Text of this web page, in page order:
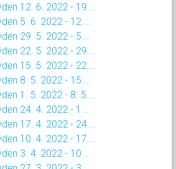
12. 6. 2022 - 19....
5. 6. 2022 - 12....
29. 5. 2022 - 5....
22. 5. 2022 - 29....
15. 5. 2022 - 22....
8. 5. 2022 - 15....
1. 5. 2022 - 8. 5....
24. 4. 2022 - 1....
17. 4. 2022 - 24....
10. 4. 2022 - 17....
3. 4. 2022 - 10....